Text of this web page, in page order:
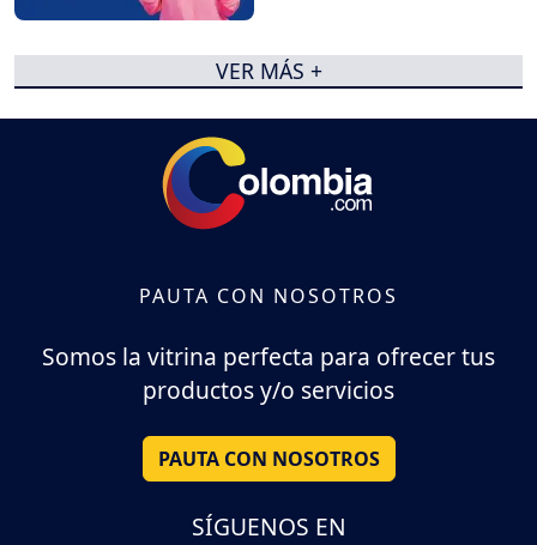
VER MÁS +
PAUTA CON NOSOTROS
Somos la vitrina perfecta para ofrecer tus
productos y/o servicios
PAUTA CON NOSOTROS
SÍGUENOS EN